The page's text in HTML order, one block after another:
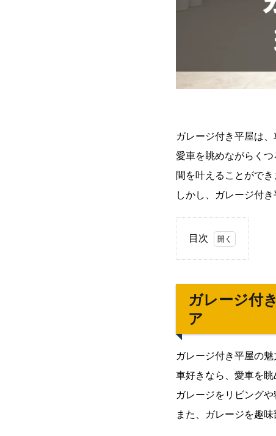
ガレージ付き平屋は
愛車を眺めながらく
間を叶えることができ
しかし、ガレージ付
目次
1.
付き
平屋
間取
魅力
的な
空間
み出
ガレージ付
ア
ガレージ付き平屋の
車好きなら、愛車を眺
ガレージをリビング
また、ガレージを趣